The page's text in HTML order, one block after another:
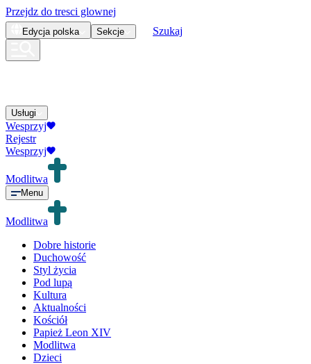
Przejdz do tresci glownej
Edycja polska Sekcje Szukaj
Usługi
Wesprzyj
Rejestr
Wesprzyj
Modlitwa
Menu
Modlitwa
Dobre historie
Duchowość
Styl życia
Pod lupą
Kultura
Aktualności
Kościół
Papież Leon XIV
Modlitwa
Dzieci